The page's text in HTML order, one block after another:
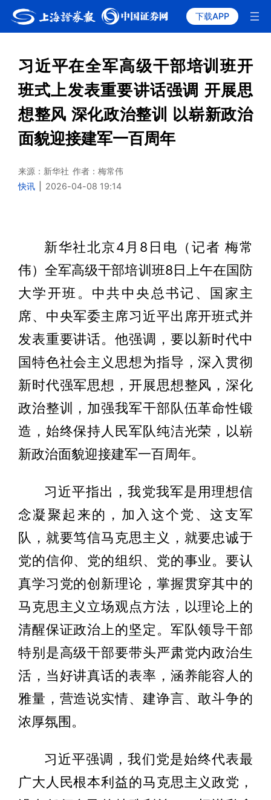
下载APP
习近平在全军高级干部培训班开
班式上发表重要讲话强调 开展思
想整风 深化政治整训 以崭新政治
面貌迎接建军一百周年
来源：新华社 作者：梅常伟
快讯
2026-04-08 19:14
新华社北京4月8日电（记者 梅常
伟）全军高级干部培训班8日上午在国防
大学开班。中共中央总书记、国家主
席、中央军委主席习近平出席开班式并
发表重要讲话。他强调，要以新时代中
国特色社会主义思想为指导，深入贯彻
新时代强军思想，开展思想整风，深化
政治整训，加强我军干部队伍革命性锻
造，始终保持人民军队纯洁光荣，以崭
新政治面貌迎接建军一百周年。
习近平指出，我党我军是用理想信
念凝聚起来的，加入这个党、这支军
队，就要笃信马克思主义，就要忠诚于
党的信仰、党的组织、党的事业。要认
真学习党的创新理论，掌握贯穿其中的
马克思主义立场观点方法，以理论上的
清醒保证政治上的坚定。军队领导干部
特别是高级干部要带头严肃党内政治生
活，当好讲真话的表率，涵养能容人的
雅量，营造说实情、建诤言、敢斗争的
浓厚氛围。
习近平强调，我们党是始终代表最
广大人民根本利益的马克思主义政党，